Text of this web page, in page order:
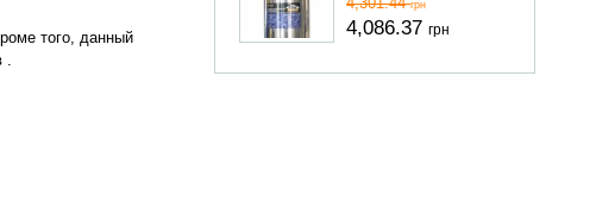
того, данный
.
грн
4,086.37 грн